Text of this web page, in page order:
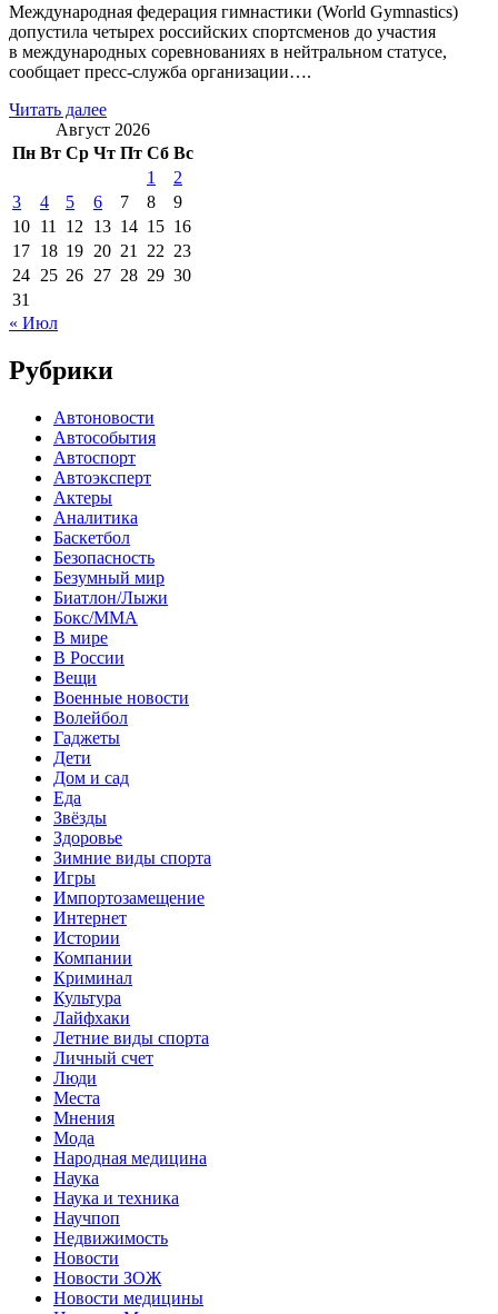
Международная федерация гимнастики (World Gymnastics)
допустила четырех российских спортсменов до участия
в международных соревнованиях в нейтральном статусе,
сообщает пресс‑служба организации….
Читать далее
Август 2026
Пн Вт Ср Чт Пт Сб Вс
1
2
3
4 5 6 7 8
9
10 11 12 13 14 15 16
17 18 19 20 21 22 23
24 25 26 27 28 29 30
31
« Июл
Рубрики
Автоновости
Автособытия
Автоспорт
Автоэксперт
Актеры
Аналитика
Баскетбол
Безопасность
Безумный мир
Биатлон/Лыжи
Бокс/MMA
В мире
В России
Вещи
Военные новости
Волейбол
Гаджеты
Дети
Дом и сад
Еда
Звёзды
Здоровье
Зимние виды спорта
Игры
Импортозамещение
Интернет
Истории
Компании
Криминал
Культура
Лайфхаки
Летние виды спорта
Личный счет
Люди
Места
Мнения
Мода
Народная медицина
Наука
Наука и техника
Научпоп
Недвижимость
Новости
Новости ЗОЖ
Новости медицины